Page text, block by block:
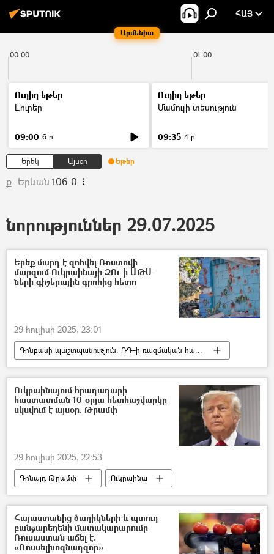
Արմենիա
ՀԱՅ
00:00 01:00
Ուղիղ եթեր
Լուրեր
09:00 6 ր
Ուղիղ եթեր
Մամուլի տեսություն
09:35 4 ր
Երեկ Այսօր Եթեր
ք. Երևան 106.0
նորություններ 29.07.2025
Երեք մարդ է զոհվել Ռոստովի
մարզում Ուկրաինայի ԶՈւ-ի ԱԹՍ-
ների գիշերային գրոհից հետո
29 հուլիսի 2025, 23:01
Դոնբասի պաշտպանություն. ՌԴ–ի ռազմական հատուկ գործողությունը Ուկրաինայում
Ռուսաստան
Ուկրաինա
Պատերազմ
Ուկրաինայում հրադադարի
հաստատման 10-օրյա հետհաշվարկը
սկսվում է այսօր. Թրամփ
29 հուլիսի 2025, 22:53
Դոնալդ Թրամփ
Ուկրաինա
Ռուսաստան
Պատերազմ
Հայաստանից ծաղիկների և պտուղ-
բանջարեղենի մատակարարումը
Ռուսաստան աճել է.
«Ռոսսելխոզնադզոր»